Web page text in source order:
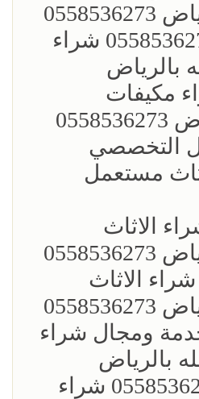
حي اليرموك 0558536273 شراء
بالرياض
مكيفات
التخصصي
مستعمل
الاثاث
الاثاث
ومجال شراء
بالرياض
حي الروضة 0558536273 شراء